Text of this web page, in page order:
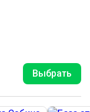
Выбрать